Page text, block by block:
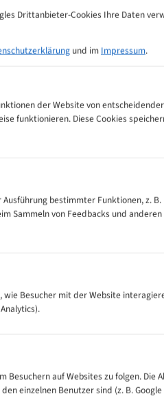
M (mm)
Zähne
Zoll
35 - 70
5/8
Drittanbieter-Cookies Ihre Daten
und im Impressum.
der Website von
funktionieren. Diese Cookies
bestimmter Funktionen, z.
Sammeln von Feedbacks und
wie Besucher mit der Website
auf Websites zu folgen. Die
einzelnen Benutzer sind (z. B. Google